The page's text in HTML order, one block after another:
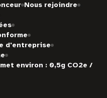
Nous rejoindre
d'entreprise
environ : 0,5g CO2e /